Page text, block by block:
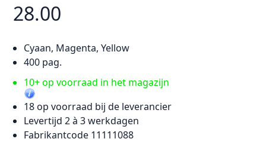
28.00
Cyaan, Magenta, Yellow
400 pag.
10+ op voorraad in het magazijn
18 op voorraad bij de leverancier
Levertijd 2 à 3 werkdagen
Fabrikantcode 11111088